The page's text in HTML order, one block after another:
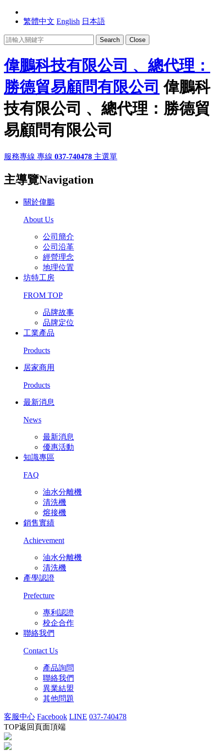
繁體中文 English 日本語
Search Close
偉鵬科技有限公司 、總代理：
勝德貿易顧問有限公司 偉鵬科
技有限公司 、總代理：勝德貿
易顧問有限公司
服務專線 專線 037-740478 主選單
主導覽Navigation
關於偉鵬
About Us
公司簡介
公司沿革
經營理念
地理位置
坊特工房
FROM TOP
品牌故事
品牌定位
工業產品
Products
居家商用
Products
最新消息
News
最新消息
優惠活動
知識專區
FAQ
油水分離機
清洗機
熔接機
銷售實績
Achievement
油水分離機
清洗機
產學認證
Prefecture
專利認證
校企合作
聯絡我們
Contact Us
產品詢問
聯絡我們
異業結盟
其他問題
客服中心 Facebook LINE 037-740478
TOP返回頁面頂端